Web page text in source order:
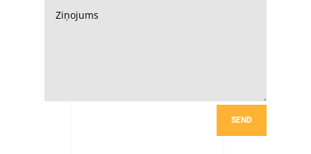
SEND